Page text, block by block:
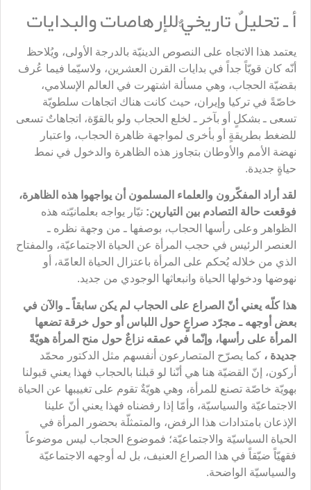
أ ـ تحليلٌ تاريخيٌّ للإرهاصات والبدايات
يعتمد هذا الاتجاه على النصوص الدينيّة بالدرجة الأولى، ويُلاحظ
أنّه كان قويّاً جداً في بدايات القرن العشرين، ولاسيّما فيما عُرف
بقضيّة الحجاب، وهي مسألة اشتهرت في العالم الإسلامي،
خاصّةً في تركيا وإيران، حيث كانت هناك اتجاهات سلطويّة
تسعى ـ بشكلٍ أو بآخر ـ لخلع الحجاب ولو بالقوّة، اتجاهاتٌ تسعى
للضغط بطريقةٍ أو بأخرى لمواجهة ظاهرة الحجاب، واعتبار
نهضة الأمم والأوطان بتجاوز هذه الظاهرة والدخول في نمط
حياةٍ جديدة.
لقد أراد المفكّرون والعلماء المسلمون أن يواجهوا هذه الظاهرة،
فوقعت حالة التصادم بين التيارين: تيّار يواجه بعلمانيّته هذه
الظواهر وعلى رأسها الحجاب، بوصفها ـ من وجهة نظره ـ
العنصر الرئيس في حجب المرأة عن الحياة الاجتماعيّة، والمفتاح
الذي من خلاله يُحكم على المرأة باعتزال الحياة العامّة، أو
نهوضها ودخولها الحياة وانبعاثها الوجودي من جديد.
هذا كلّه يعني أنّ الصراع على الحجاب لم يكن سابقاً ـ والآن في
بعض أوجهه ـ مجرّد صراعٍ حول اللباس أو حول خرقة تضعها
المرأة على رأسها، وإنّما في عمقه نزاعٌ حول منح المرأة هويّةً
جديدة ، كما يصرّح المتصارعون أنفسهم مثل الدكتور محمّد
أركون، إنّ القضيّة هنا هي أنّنا لو قبلنا بالحجاب فهذا يعني قبولنا
بهويّة خاصّة تصنع للمرأة، وهي هويّةٌ تقوم على تغييبها عن الحياة
الاجتماعيّة والسياسيّة، وأمّا إذا رفضناه فهذا يعني أنّ علينا
الإذعان بامتدادات هذا الرفض، والمتمثلّة بحضور المرأة في
الحياة السياسيّة والاجتماعيّة؛ فموضوع الحجاب ليس موضوعاً
فقهيّاً ضيّقاً في هذا الصراع العنيف، بل له أوجهه الاجتماعيّة
والسياسيّة الواضحة.